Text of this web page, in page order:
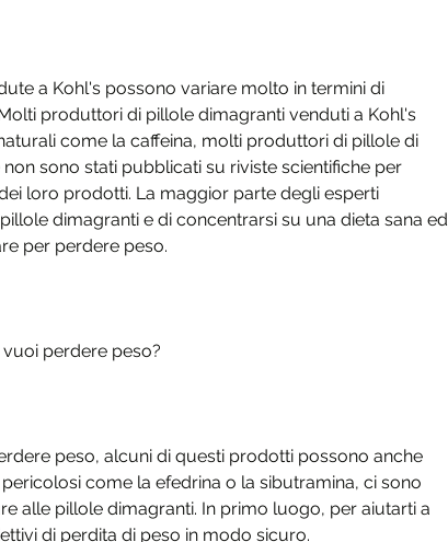
a Kohl's possono variare molto in termini di
produttori di pillole dimagranti venduti a Kohl's
come la caffeina, molti produttori di pillole di
sono stati pubblicati su riviste scientifiche per
loro prodotti. La maggior parte degli esperti
dimagranti e di concentrarsi su una dieta sana ed
per perdere peso.
perdere peso?
peso, alcuni di questi prodotti possono anche
come la efedrina o la sibutramina, ci sono
alle pillole dimagranti. In primo luogo, per aiutarti a
di perdita di peso in modo sicuro.